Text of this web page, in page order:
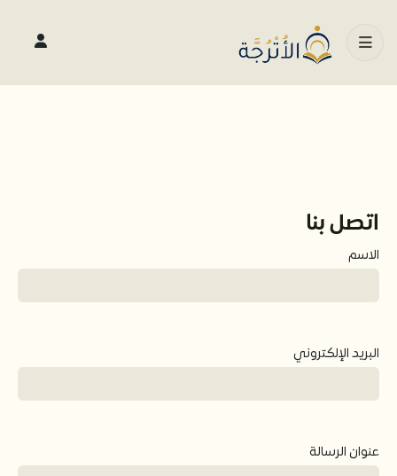
اتصل بنا
الاسم
البريد الإلكتروني
عنوان الرسالة